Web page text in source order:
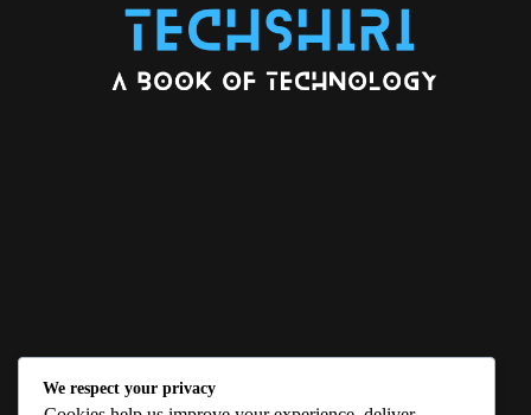
ABOUT US
We respect your privacy